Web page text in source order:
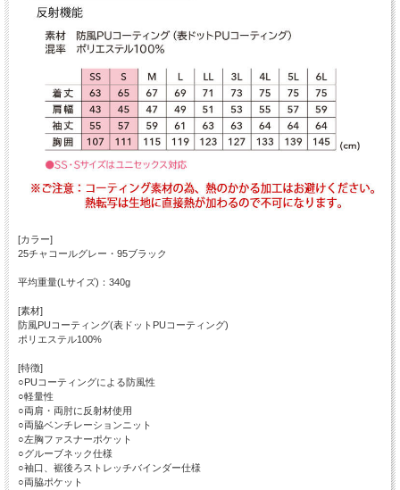
[カラー]
25チャコールグレー・95ブラック
平均重量(Lサイズ)：340g
[素材]
防風PUコーティング(表ドットPUコーティング)
ポリエステル100%
[特徴]
○PUコーティングによる防風性
○軽量性
○両肩・両肘に反射材使用
○両脇ベンチレーションニット
○左胸ファスナーポケット
○グルーブネック仕様
○袖口、裾後ろストレッチバインダー仕様
○両脇ポケット